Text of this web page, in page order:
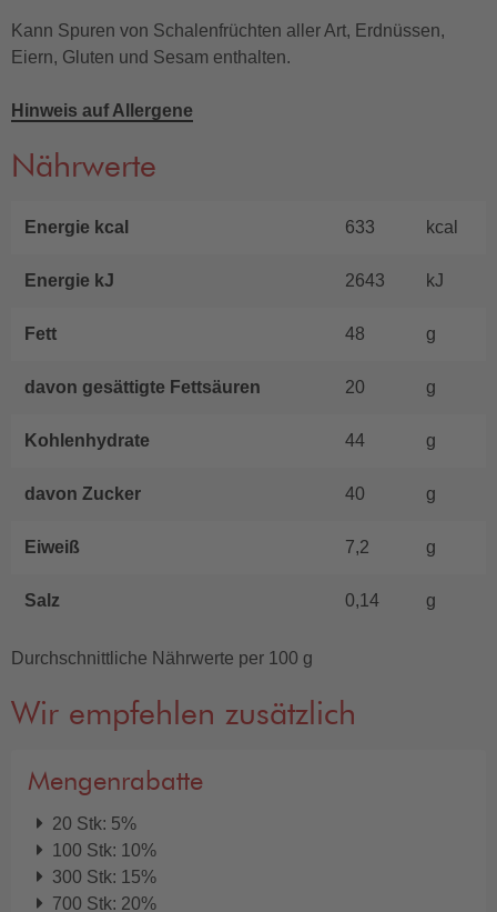
Kann Spuren von Schalenfrüchten aller Art, Erdnüssen,
Eiern, Gluten und Sesam enthalten.
Hinweis auf Allergene
Nährwerte
Energie kcal 633 kcal
Energie kJ 2643 kJ
Fett 48 g
davon gesättigte Fettsäuren 20 g
Kohlenhydrate 44 g
davon Zucker 40 g
Eiweiß 7,2 g
Salz 0,14 g
Durchschnittliche Nährwerte per 100 g
Wir empfehlen zusätzlich
Mengenrabatte
20 Stk: 5%
100 Stk: 10%
300 Stk: 15%
700 Stk: 20%